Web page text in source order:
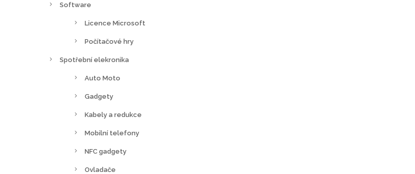
Software
Licence Microsoft
Počítačové hry
Spotřební elekronika
Auto Moto
Gadgety
Kabely a redukce
Mobilní telefony
NFC gadgety
Ovladače